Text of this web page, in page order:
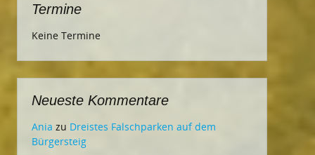
Termine
Keine Termine
Neueste Kommentare
Ania zu Dreistes Falschparken auf dem
Bürgersteig